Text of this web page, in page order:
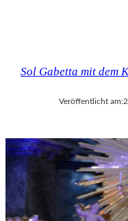
Sol Gabetta mit dem
Veröffentlicht am: